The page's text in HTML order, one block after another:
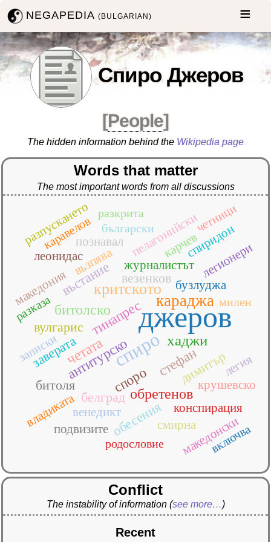
NEGAPEDIA(BULGARIAN)
Спиро Джеров
[People]
The hidden information behind the Wikipedia page
Words that matter
The most important words from all discussions
джеров
спиро
караджа
критското
хаджи
битолско
обретенов
четата
антитурско
въстание
споро
стефан
тинапрес
белград
битоля
везенков
вулгарис
димитър
заверата
обесения
бузлуджа
венедикт
владиката
възпява журналистът
карчев
конспирация
крушевско
легионери
легия
леонидас
македония
македонски
пелагонийски
подвизите
познавал
разпускането
смирна
спиридон
български
включва
записки
каравелов
милен
разказа
разкрита
родословие
четници
Conflict
The instability of information (see more…)
Recent